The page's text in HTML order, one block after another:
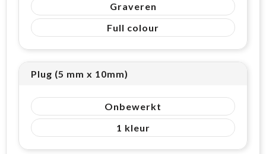
Graveren
Full colour
Plug (5 mm x 10mm)
Onbewerkt
1